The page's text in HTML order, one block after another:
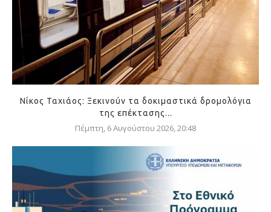
Νίκος Ταχιάος: Ξεκινούν τα δοκιμαστικά δρομολόγια
της επέκτασης...
Πέμπτη, 6 Αυγούστου 2026, 20:48